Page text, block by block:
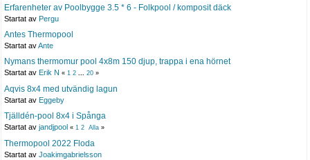
Erfarenheter av Poolbygge 3.5 * 6 - Folkpool / komposit däck
Startat av Pergu
Antes Thermopool
Startat avAnte
Nymans thermomur pool 4x8m 150 djup, trappa i ena hörnet
Startat av Erik N « 1 2 ... 20 »
Aqvis 8x4 med utvändig lagun
Startat av Eggeby
Tjälldén-pool 8x4 i Spånga
Startat av jandjpool « 1 2 Alla »
Thermopool 2022 Floda
Startat av Joakimgabrielsson